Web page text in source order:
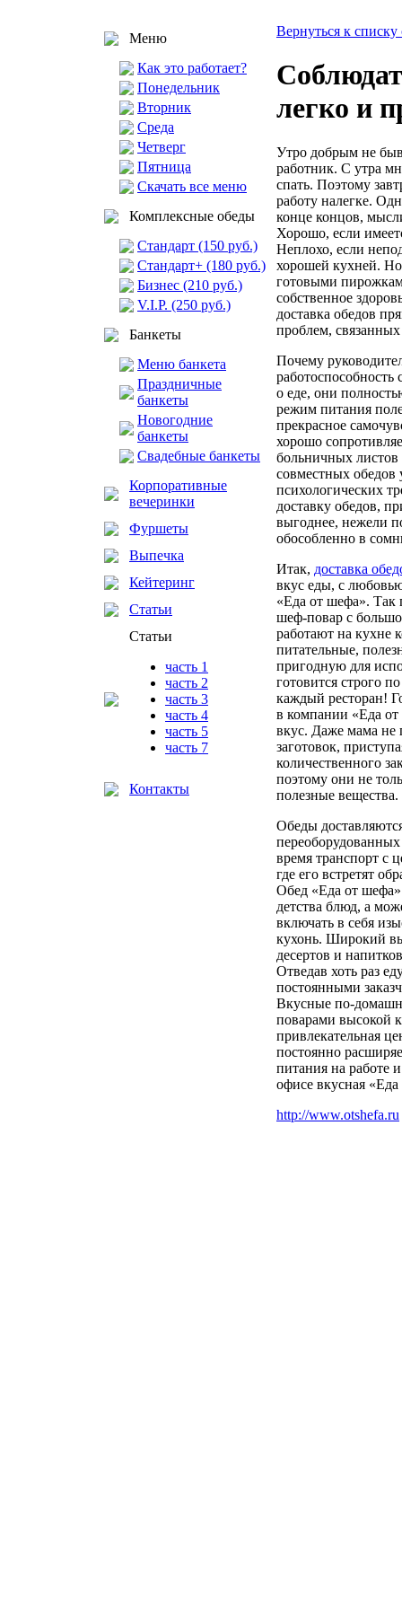
Меню
Как это работает?
Понедельник
Вторник
Среда
Четверг
Пятница
Скачать все меню
Комплексные обеды
Стандарт (150 руб.)
Стандарт+ (180 руб.)
Бизнес (210 руб.)
V.I.P. (250 руб.)
Банкеты
Меню банкета
Праздничные
банкеты
Новогодние
банкеты
Свадебные банкеты
Корпоративные
вечеринки
Фуршеты
Выпечка
Кейтеринг
Статьи
Статьи
часть 1
часть 2
часть 3
часть 4
часть 5
часть 7
Контакты
Вернуться к списку
легко и
Утро добрым не
работник. С утра
спать. Поэтому
работу налегке.
конце концов,
Хорошо, если
Неплохо, если
хорошей кухней.
готовыми
собственное
доставка обедов
проблем,
Почему
о еде, они
режим питания
прекрасное
хорошо
больничных листов
совместных обедов
психологических
доставку обедов,
выгоднее, нежели
обособленно в
Итак, доставка
вкус еды, с
«Еда от шефа». Так
шеф-повар с
работают на кухне
питательные,
пригодную для
готовится строго
каждый ресторан!
в компании «Еда
вкус. Даже мама не
заготовок,
количественного
поэтому они не
полезные вещества.
Обеды
время транспорт с
где его встретят
Обед «Еда от
детства блюд, а
включать в себя
кухонь. Широкий
десертов и
Отведав хоть раз
постоянными
Вкусные по-
поварами высокой
привлекательная
постоянно
питания на работе
офисе вкусная
http://www.otshefa.ru